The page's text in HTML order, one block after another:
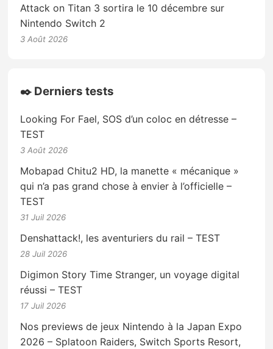
Attack on Titan 3 sortira le 10 décembre sur
Nintendo Switch 2
3 Août 2026
✒️ Derniers tests
Looking For Fael, SOS d’un coloc en détresse –
TEST
3 Août 2026
Mobapad Chitu2 HD, la manette « mécanique »
qui n’a pas grand chose à envier à l’officielle –
TEST
31 Juil 2026
Denshattack!, les aventuriers du rail – TEST
28 Juil 2026
Digimon Story Time Stranger, un voyage digital
réussi – TEST
17 Juil 2026
Nos previews de jeux Nintendo à la Japan Expo
2026 – Splatoon Raiders, Switch Sports Resort,